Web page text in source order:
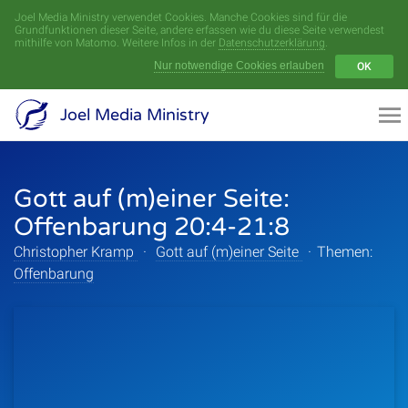
Joel Media Ministry verwendet Cookies. Manche Cookies sind für die
Grundfunktionen dieser Seite, andere erfassen wie du diese Seite verwendest
mithilfe von Matomo. Weitere Infos in der Datenschutzerklärung.
Nur notwendige Cookies erlauben
OK
Joel Media Ministry
Gott auf (m)einer Seite:
Offenbarung 20:4-21:8
Christopher Kramp · Gott auf (m)einer Seite · Themen:
Offenbarung
Menü
Videoarchiv
Serien
Sprecher